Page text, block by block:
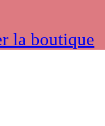
la boutique